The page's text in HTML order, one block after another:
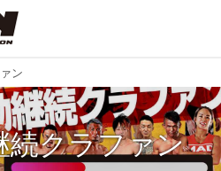
ン
続クラファン